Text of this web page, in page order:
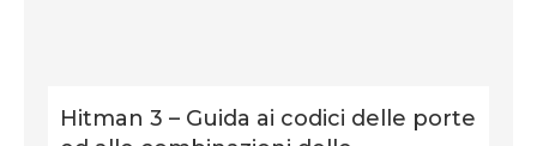
Hitman 3 – Guida ai codici delle porte